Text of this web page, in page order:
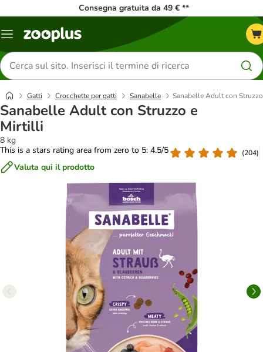
Consegna gratuita da 49 € **
Overview
Cerca
prodotti
Gatti Crocchette per gatti Sanabelle Sanabelle Adult con
Sanabelle Adult con Struzzo e
Mirtilli
8 kg
This is a stars rating area from zero to 5: 4.5/5
(204)
Valuta qui il prodotto